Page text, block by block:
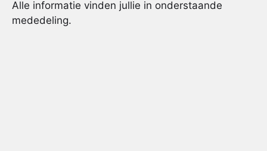
Alle informatie vinden jullie in onderstaande
mededeling.